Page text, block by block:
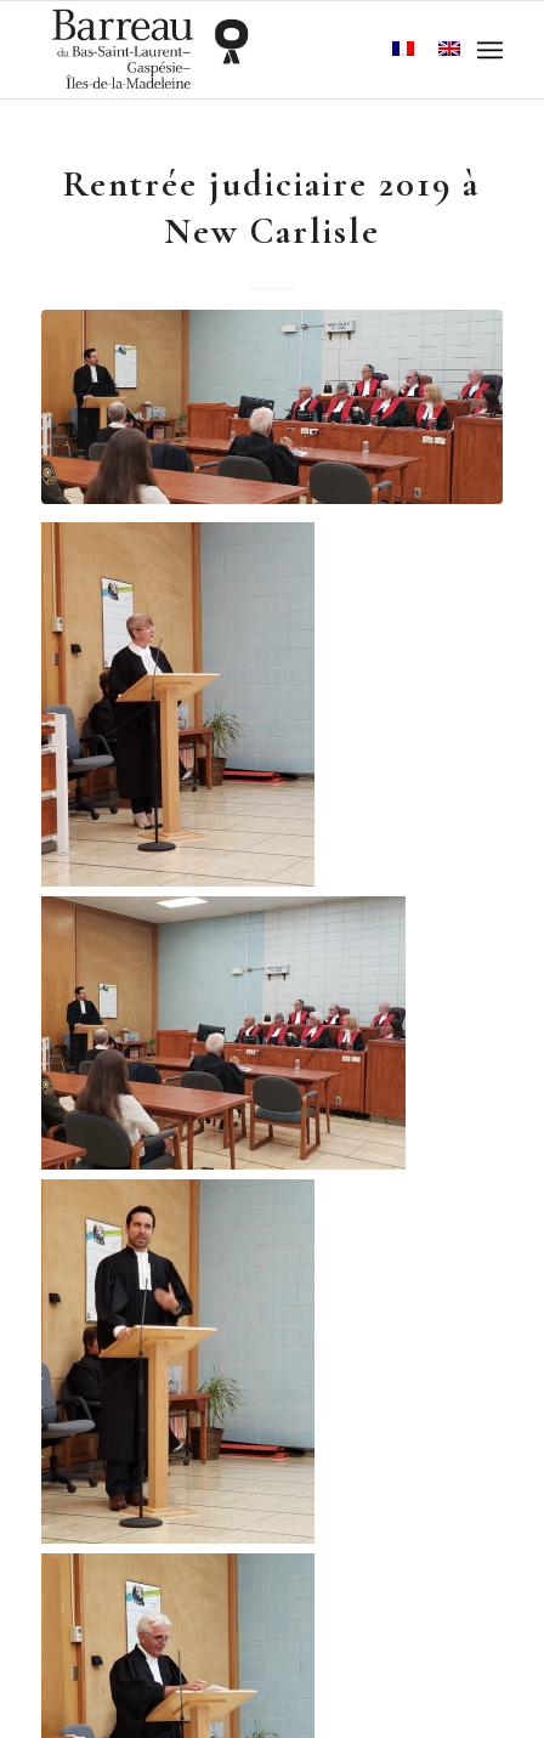
Rentrée judiciaire 2019 à
New Carlisle